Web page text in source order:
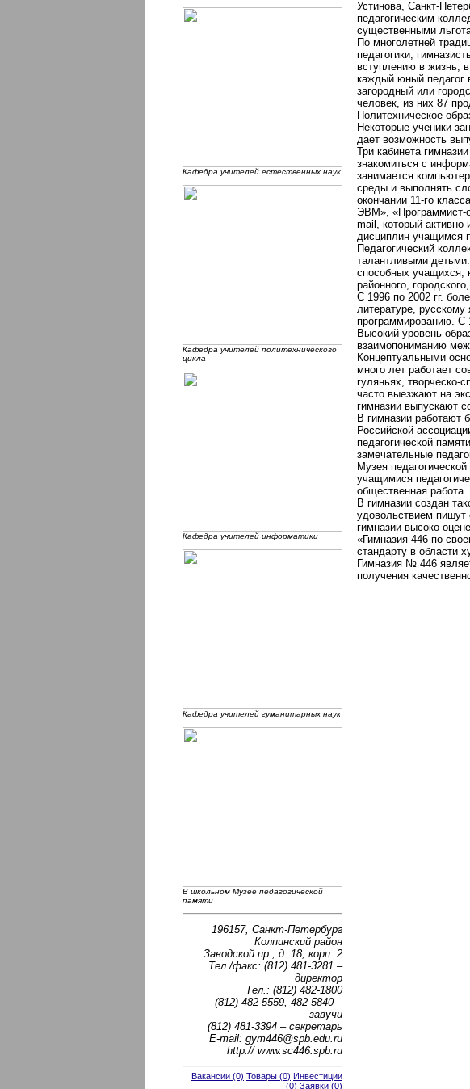
Кафедра учителей естественных наук
Кафедра учителей политехнического
цикла
Кафедра учителей информатики
Кафедра учителей гуманитарных наук
В школьном Музее педагогической
памяти
Устинова, Санкт-
педагогическим
существенными
По многолетней
педагогики,
вступлению в жизнь,
каждый юный педагог
загородный или
человек, из них 87
Политехническое
Некоторые ученики
дает возможность
Три кабинета
знакомиться с
занимается
среды и выполнять
окончании 11-го
ЭВМ», «Программист-
mail, который
дисциплин учащимся
Педагогический
талантливыми
способных учащихся,
районного,
С 1996 по 2002 гг.
литературе,
программированию. С
Высокий уровень
взаимопониманию
Концептуальными
много лет работает
гуляньях, творческо-
часто выезжают на
гимназии выпускают
В гимназии работают
Российской
педагогической
замечательные
Музея
учащимися
общественная работа.
В гимназии создан
удовольствием пишут
гимназии высоко
«Гимназия 446 по
стандарту в области
Гимназия № 446
получения
196157, Санкт-Петербург
Колпинский район
Заводской пр., д. 18, корп. 2
Тел./факс: (812) 481-3281 –
директор
Тел.: (812) 482-1800
(812) 482-5559, 482-5840 –
завучи
(812) 481-3394 – секретарь
E-mail: gym446@spb.edu.ru
http:// www.sc446.spb.ru
Вакансии (0) Товары (0) Инвестиции
(0) Заявки (0)